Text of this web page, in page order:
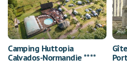
Camping Huttopia
Calvados-Normandie ****